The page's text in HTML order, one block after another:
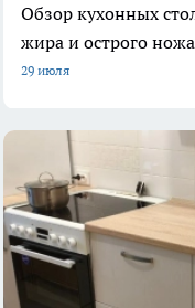
Обзор кухонных
жира и острого ножа
29 июля